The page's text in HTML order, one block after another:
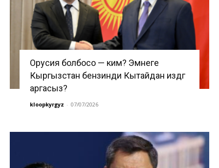
Орусия болбосо — ким? Эмнеге
Кыргызстан бензинди Кытайдан издөөгө
аргасыз?
kloopkyrgyz - 07/07/2026